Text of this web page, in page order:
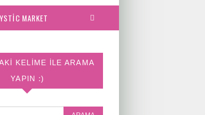
MARKET
KELIME ILE ARAMA
YAPIN :)